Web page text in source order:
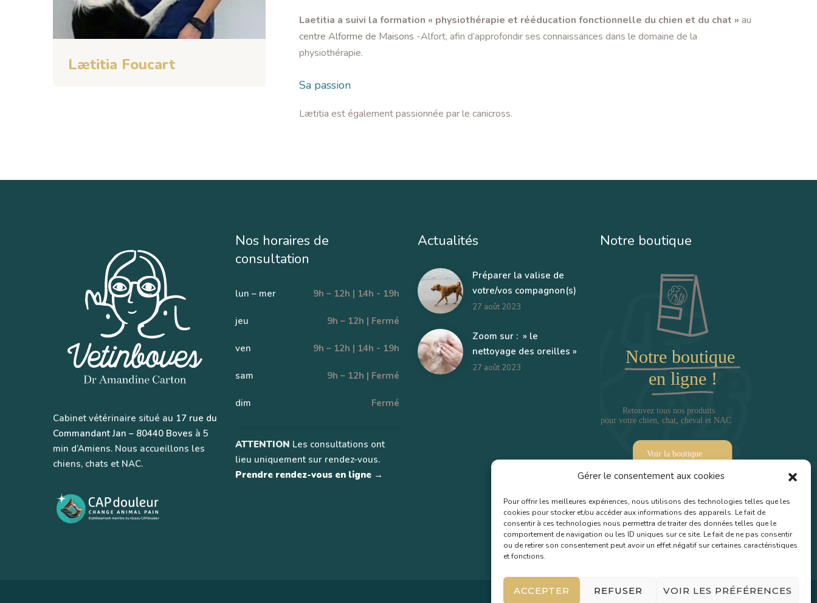
Gérer le consentement aux cookies
Pour offrir les meilleures expériences, nous utilisons des technologies telles que les
cookies pour stocker et/ou accéder aux informations des appareils. Le fait de
consentir à ces technologies nous permettra de traiter des données telles que le
comportement de navigation ou les ID uniques sur ce site. Le fait de ne pas consentir
ou de retirer son consentement peut avoir un effet négatif sur certaines caractéristiques
et fonctions.
ACCEPTER REFUSER VOIR LES PRÉFÉRENCES
Lætitia Foucart
Laetitia a suivi la formation « physiothérapie et rééducation fonctionnelle du chien et du chat » au
centre Alforme de Maisons -Alfort, afin d’approfondir ses connaissances dans le domaine de la
physiothérapie.
Sa passion
Lætitia est également passionnée par le canicross.
Cabinet vétérinaire situé au 17 rue du
Commandant Jan – 80440 Boves à 5
min d’Amiens. Nous accueillons les
chiens, chats et NAC.
Nos horaires de
consultation
lun – mer 9h – 12h | 14h - 19h
jeu 9h – 12h | Fermé
ven 9h – 12h | 14h - 19h
sam 9h – 12h | Fermé
dim Fermé
ATTENTION Les consultations ont
lieu uniquement sur rendez-vous.
Prendre rendez-vous en ligne →
Actualités
Préparer la valise de
votre/vos compagnon(s)
27 août 2023
Zoom sur : » le
nettoyage des oreilles »
27 août 2023
Notre boutique